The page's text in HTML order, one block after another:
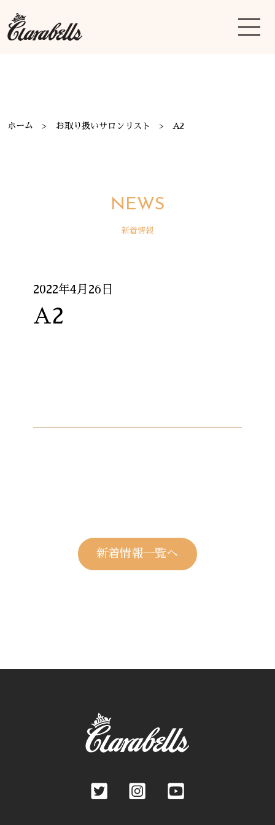
ホーム お取り扱いサロンリスト A2
NEWS
新着情報
2022年4月26日
A2
新着情報一覧へ